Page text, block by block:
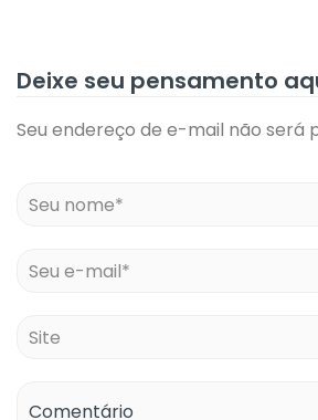
Deixe seu pensamento
Seu endereço de e-mail não será